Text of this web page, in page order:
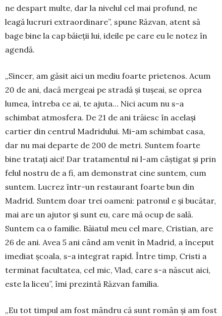
ne despart multe, dar la nivelul cel mai profund, ne
leagă lucruri extraor­dinare”, spune Răzvan, atent să
bage bine la cap băieții lui, ideile pe care eu le notez în
agendă.
„Sincer, am găsit aici un mediu foarte prietenos. Acum
20 de ani, dacă mer­geai pe stradă și tușeai, se oprea
lumea, între­ba ce ai, te ajuta… Nici acum nu s-a
schimbat atmosfera. De 21 de ani trăiesc în același
cartier din centrul Ma­dridului. Mi-am schimbat casa,
dar nu mai departe de 200 de metri. Suntem foarte
bine tratați aici! Dar trata­mentul ni l-am câștigat și prin
felul nostru de a fi, am demonstrat cine sun­tem, cum
suntem. Lucrez într-un restaurant foarte bun din
Madrid. Suntem doar trei oameni: patronul e și bu­cătar,
mai are un ajutor și sunt eu, care mă ocup de sală.
Suntem ca o familie. Bă­iatul meu cel ma­re, Cristian, are
26 de ani. Avea 5 ani când am ve­nit în Madrid, a început
imediat școala, s-a inte­grat rapid. Între timp, Cristi a
terminat facultatea, cel mic, Vlad, care s-a născut aici,
este la liceu”, îmi prezintă Răzvan familia.
„Eu tot timpul am fost mândru că sunt român și am fost